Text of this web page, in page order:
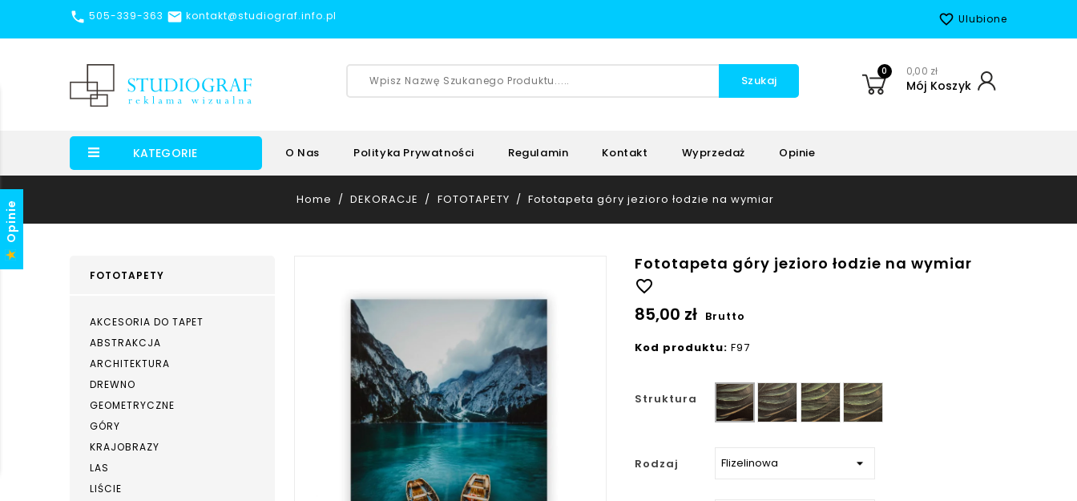
 505-339-363  kontakt@studiograf.info.pl favorite_border Ulubione
Szukaj
0 0,00 zł
Mój Koszyk
KATEGORIE O Nas Polityka Prywatności Regulamin Kontakt Wyprzedaż Opinie
Home DEKORACJE FOTOTAPETY Fototapeta góry jezioro łodzie na wymiar
FOTOTAPETY
AKCESORIA DO TAPET
ABSTRAKCJA
ARCHITEKTURA
DREWNO
GEOMETRYCZNE
GÓRY
KRAJOBRAZY
LAS
LIŚCIE
Fototapeta góry jezioro łodzie na wymiar
favorite_border
85,00 zł Brutto
Kod produktu: F97
Struktura
Gładka Ziarno Płótno Beton
strukturalny
Rodzaj
Opinie